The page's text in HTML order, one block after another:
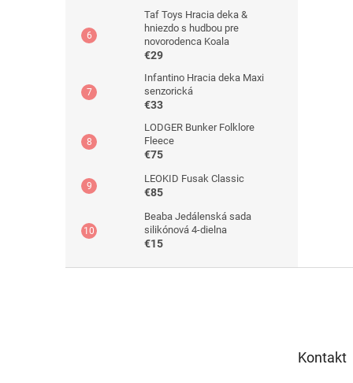
Taf Toys Hracia deka &
hniezdo s hudbou pre
novorodenca Koala
€29
Infantino Hracia deka Maxi
senzorická
€33
LODGER Bunker Folklore
Fleece
€75
LEOKID Fusak Classic
€85
Beaba Jedálenská sada
silikónová 4-dielna
€15
Kontakt